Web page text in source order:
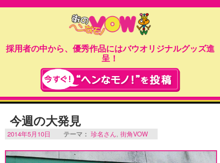
採用者の中から、優秀作品にはバウオリジナルグッズ進
呈！
今週の大発見
2014年5月10日 テーマ： 珍名さん, 街角VOW